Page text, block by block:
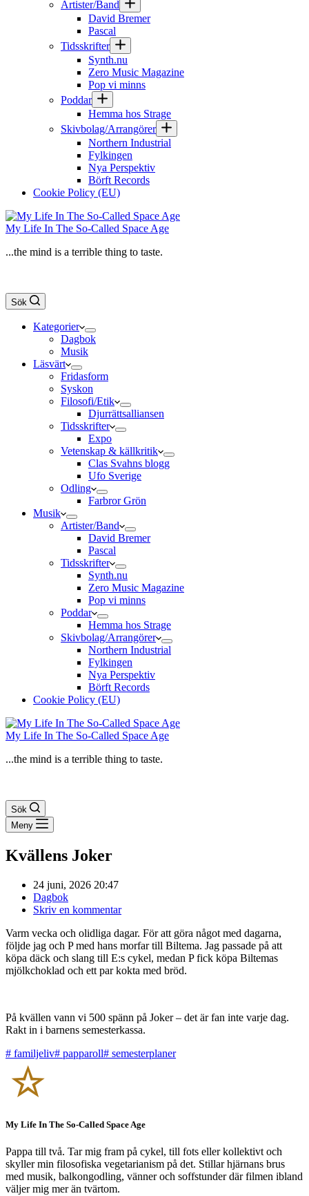
Artister/Band
David Bremer
Pascal
Tidsskrifter
Synth.nu
Zero Music Magazine
Pop vi minns
Poddar
Hemma hos Strage
Skivbolag/Arrangörer
Northern Industrial
Fylkingen
Nya Perspektiv
Börft Records
Cookie Policy (EU)
My Life In The So-Called Space Age
...the mind is a terrible thing to taste.
Sök
Kategorier
Dagbok
Musik
Läsvärt
Fridasform
Syskon
Filosofi/Etik
Djurrättsalliansen
Tidsskrifter
Expo
Vetenskap & källkritik
Clas Svahns blogg
Ufo Sverige
Odling
Farbror Grön
Musik
Artister/Band
David Bremer
Pascal
Tidsskrifter
Synth.nu
Zero Music Magazine
Pop vi minns
Poddar
Hemma hos Strage
Skivbolag/Arrangörer
Northern Industrial
Fylkingen
Nya Perspektiv
Börft Records
Cookie Policy (EU)
My Life In The So-Called Space Age
...the mind is a terrible thing to taste.
Sök
Meny
Kvällens Joker
24 juni, 2026 20:47
Dagbok
Skriv en kommentar
Varm vecka och olidliga dagar. För att göra något med dagarna,
följde jag och P med hans morfar till Biltema. Jag passade på att
köpa däck och slang till E:s cykel, medan P fick köpa Biltemas
mjölkchoklad och ett par kokta med bröd.
På kvällen vann vi 500 spänn på Joker – det är fan inte varje dag.
Rakt in i barnens semesterkassa.
# familjeliv# papparoll# semesterplaner
My Life In The So-Called Space Age
Pappa till två. Tar mig fram på cykel, till fots eller kollektivt och
skyller min filosofiska vegetarianism på det. Stillar hjärnans brus
med musik, balkongodling, vänner och soffstunder där filmen ibland
väljer mig mer än tvärtom.